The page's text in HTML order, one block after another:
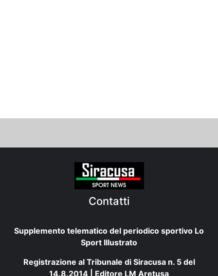
Contatti
Supplemento telematico del periodico sportivo Lo
Sport Illustrato
Registrazione al Tribunale di Siracusa n. 5 del
14.8.2014 | Editore LM Aretusa